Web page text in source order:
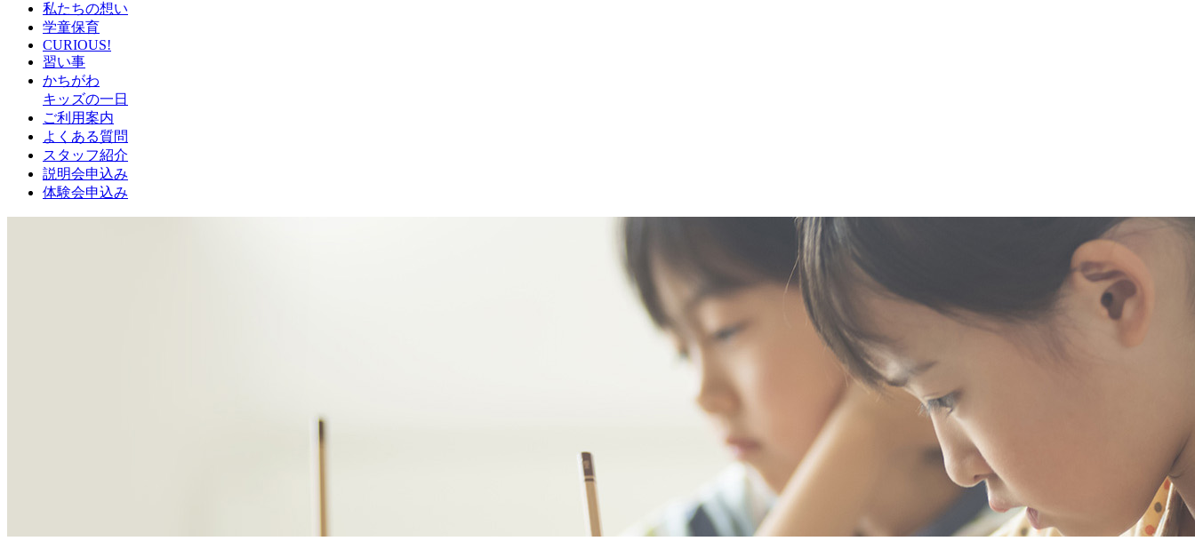
私たちの想い
学童保育
CURIOUS!
習い事
かちがわ
キッズの一日
ご利用案内
よくある質問
スタッフ紹介
説明会申込み
体験会申込み